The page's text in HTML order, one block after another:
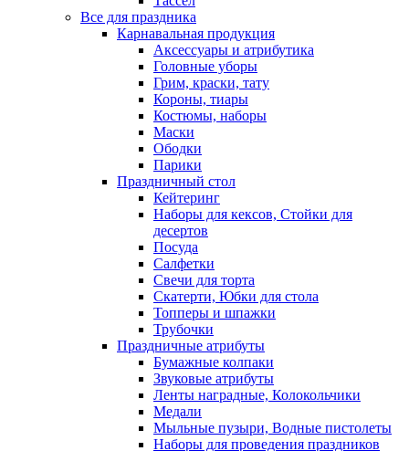
Все для праздника
Карнавальная продукция
Аксессуары и атрибутика
Головные уборы
Грим, краски, тату
Короны, тиары
Костюмы, наборы
Маски
Ободки
Парики
Праздничный стол
Кейтеринг
Наборы для кексов, Стойки для
десертов
Посуда
Салфетки
Свечи для торта
Скатерти, Юбки для стола
Топперы и шпажки
Трубочки
Праздничные атрибуты
Бумажные колпаки
Звуковые атрибуты
Ленты наградные, Колокольчики
Медали
Мыльные пузыри, Водные пистолеты
Наборы для проведения праздников